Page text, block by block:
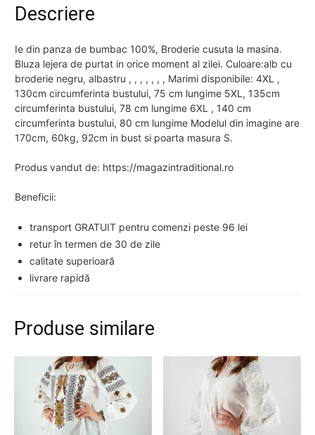
Descriere
Ie din panza de bumbac 100%, Broderie cusuta la masina.
Bluza lejera de purtat in orice moment al zilei. Culoare:alb cu
broderie negru, albastru , , , , , , , Marimi disponibile: 4XL ,
130cm circumferinta bustului, 75 cm lungime 5XL, 135cm
circumferinta bustului, 78 cm lungime 6XL , 140 cm
circumferinta bustului, 80 cm lungime Modelul din imagine are
170cm, 60kg, 92cm in bust si poarta masura S.
Produs vandut de: https://magazintraditional.ro
Beneficii:
transport GRATUIT pentru comenzi peste 96 lei
retur în termen de 30 de zile
calitate superioară
livrare rapidă
Produse similare